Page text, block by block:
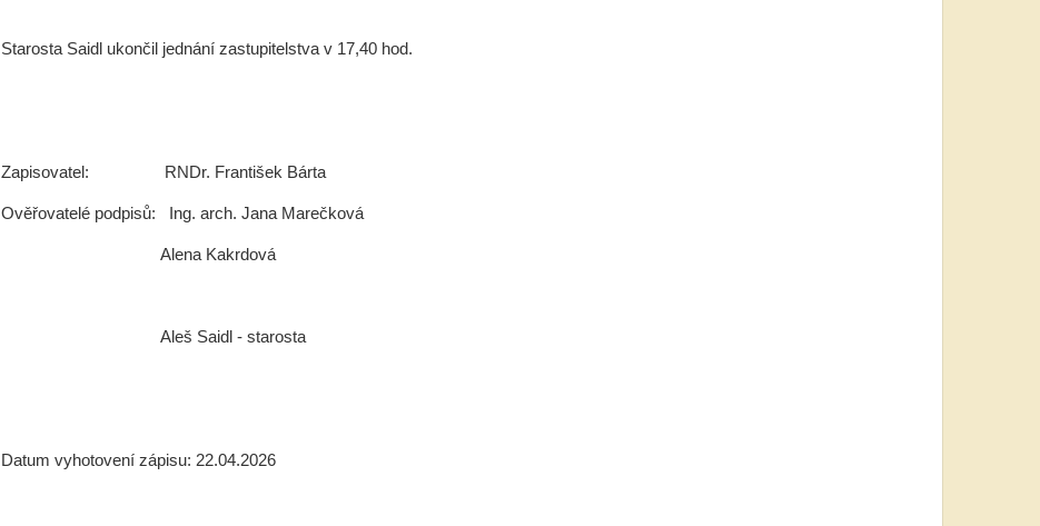
Starosta Saidl ukončil jednání zastupitelstva v 17,40 hod.
Zapisovatel: RNDr. František Bárta
Ověřovatelé podpisů: Ing. arch. Jana Marečková
Alena Kakrdová
Aleš Saidl - starosta
Datum vyhotovení zápisu: 22.04.2026